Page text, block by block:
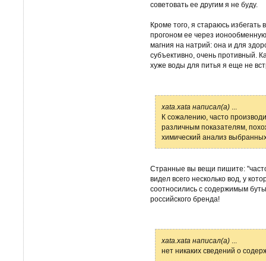
советовать ее другим я не буду.
Кроме того, я стараюсь
прогоном ее через
магния на натрий: она и для
субъективно, очень противный.
хуже воды для питья я еще не
xata.xata написал(а)
К сожалению, часто
различным показателям,
химический анализ
Странные вы вещи пишите:
видел всего несколько вод, у
соотносились с содержимым
российского бренда!
xata.xata написал(а)
нет никаких сведений о